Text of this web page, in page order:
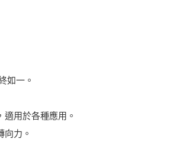
如一。
用於各種應用。
力。